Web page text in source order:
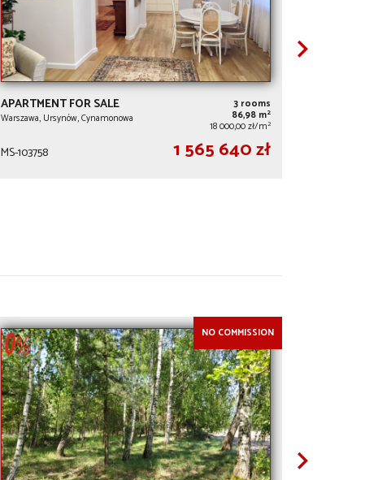
APARTMENT FOR SALE
Warszawa, Ursynów, Cynamonowa
3 rooms
86,98 m2
18 000,00 zł/m2
MS-103758 1 565 640 zł
NO COMMISSION